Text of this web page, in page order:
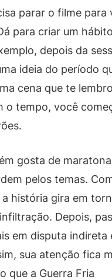
parar o filme para
para criar um
depois da
ideia do período
cena que te
o tempo, você
gosta de
pelos temas.
história gira em
Depois,
em disputa indireta
sua atenção fica
que a Guerra Fria